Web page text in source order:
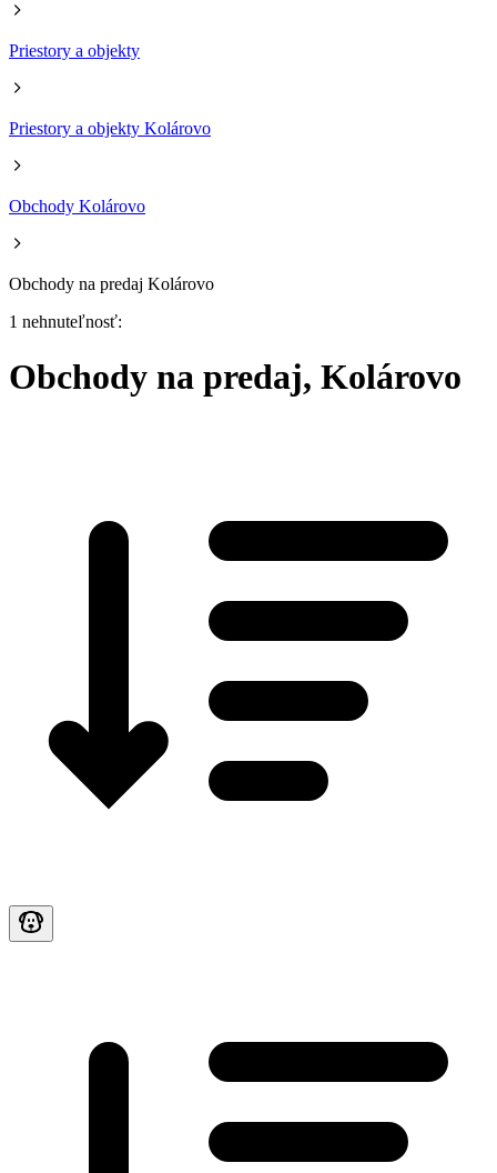
Priestory a objekty
Priestory a objekty Kolárovo
Obchody Kolárovo
Obchody na predaj Kolárovo
1 nehnuteľnosť:
Obchody na predaj, Kolárovo